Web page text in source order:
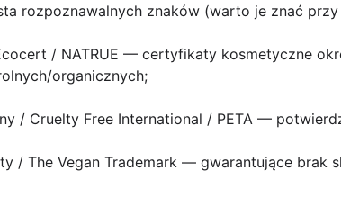
rozpoznawalnych znaków (warto je znać
/ NATRUE — certyfikaty kosmetyczne
organicznych;
/ Cruelty Free International / PETA —
/ The Vegan Trademark — gwarantujące brak